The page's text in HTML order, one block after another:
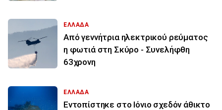
ΕΛΛΑΔΑ
Από γεννήτρια ηλεκτρικού ρεύματος
η φωτιά στη Σκύρο - Συνελήφθη
63χρονη
ΕΛΛΑΔΑ
Εντοπίστηκε στο Ιόνιο σχεδόν άθικτο